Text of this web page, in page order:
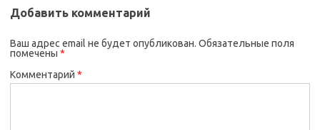
Добавить комментарий
Ваш адрес email не будет опубликован. Обязательные поля
помечены *
Комментарий *